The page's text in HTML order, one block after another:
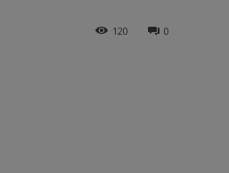
0
120